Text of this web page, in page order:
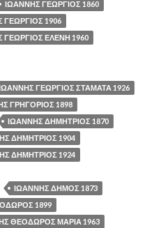
ΙΩΑΝΝΗΣ ΓΕΩΡΓΙΟΣ 1860
ΓΕΩΡΓΙΟΣ 1906
ΓΕΩΡΓΙΟΣ ΕΛΕΝΗ 1960
ΓΕΩΡΓΙΟΣ ΣΤΑΜΑΤΑ 1926
ΓΡΗΓΟΡΙΟΣ 1898
ΙΩΑΝΝΗΣ ΔΗΜΗΤΡΙΟΣ 1870
ΔΗΜΗΤΡΙΟΣ 1904
ΔΗΜΗΤΡΙΟΣ 1924
ΙΩΑΝΝΗΣ ΔΗΜΟΣ 1873
1899
ΘΕΟΔΩΡΟΣ ΜΑΡΙΑ 1963